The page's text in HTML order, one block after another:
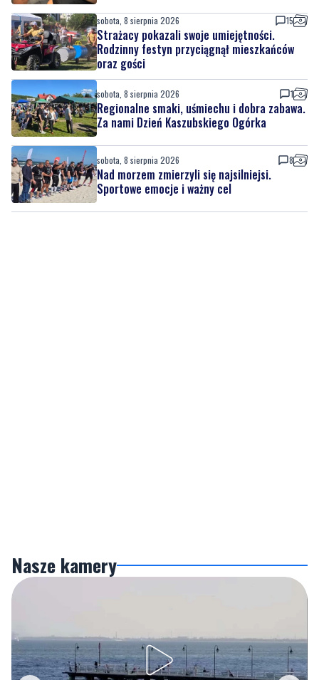
sobota, 8 sierpnia 2026 15
Strażacy pokazali swoje umiejętności.
Rodzinny festyn przyciągnął mieszkańców
oraz gości
sobota, 8 sierpnia 2026 1
Regionalne smaki, uśmiechu i dobra zabawa.
Za nami Dzień Kaszubskiego Ogórka
sobota, 8 sierpnia 2026 8
Nad morzem zmierzyli się najsilniejsi.
Sportowe emocje i ważny cel
Nasze kamery